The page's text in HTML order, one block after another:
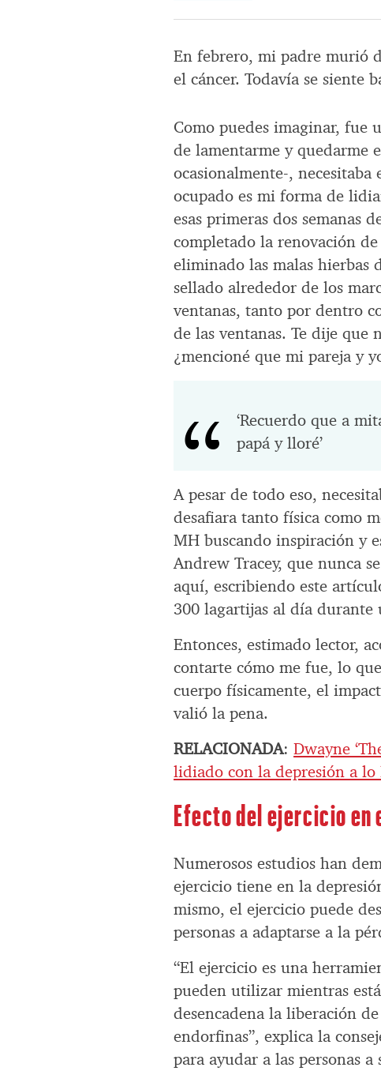
En febrero, mi padre murió
el cáncer. Todavía se siente
Como puedes imaginar, fue
de lamentarme y quedarme
ocasionalmente-,
ocupado es mi forma de
esas primeras dos semanas
completado la renovación
eliminado las malas hierbas
sellado alrededor de los
ventanas, tanto por dentro
de las ventanas. Te dije que
¿mencioné que mi pareja y
‘Recuerdo que a
papá y lloré’
A pesar de todo eso,
desafiara tanto física como
MH buscando inspiración y
Andrew Tracey, que nunca
aquí, escribiendo este
300 lagartijas al día durante
Entonces, estimado lector,
contarte cómo me fue, lo
cuerpo físicamente, el
valió la pena.
RELACIONADA:Dwayne
lidiado con la depresión a
Efecto del ejercicio en
Numerosos estudios han
ejercicio tiene en la
mismo, el ejercicio puede
personas a adaptarse a la
“El ejercicio es una
pueden utilizar mientras
desencadena la liberación
endorfinas”, explica la
para ayudar a las personas